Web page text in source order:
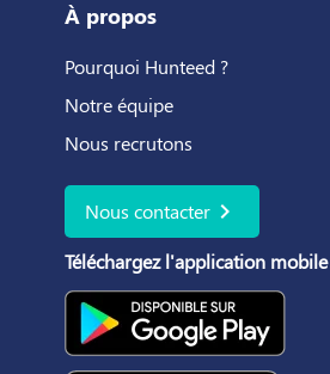
À propos
Pourquoi Hunteed ?
Notre équipe
Nous recrutons
Nous contacter chevron_right
Téléchargez l'application mobile